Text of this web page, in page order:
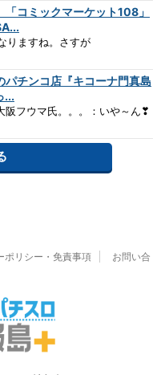
コミックマーケット108」
りますね。さすが
パチンコ店『キコーナ門真島
...
阪フウマ氏。。。：いや～ん❣
ポリシー・免責事項
お問い合